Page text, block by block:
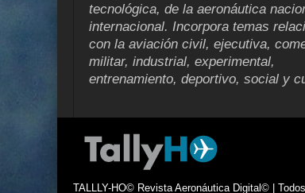
tecnológica, de la aeronáutica
internacional. Incorpora temas
con la aviación civil, ejecutiva,
militar, industrial, experimental,
entrenamiento, deportivo, social y
TALLLY-HO© Revista Aeronáutica Digital© |